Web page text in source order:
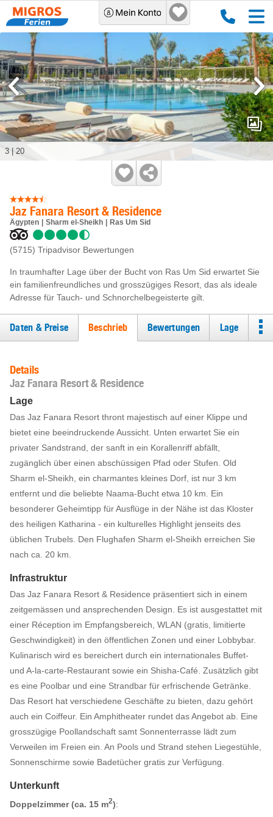
Jaz Fanara Resort & Residence
Ägypten Sharm el-Sheikh Ras Um Sid
(5715) Tripadvisor Bewertungen
In traumhafter Lage über der Bucht von Ras Um Sid erwartet Sie
ein familienfreundliches und grosszügiges Resort, das als ideale
Adresse für Tauch- und Schnorchelbegeisterte gilt.
3 20
Daten & Preise Beschrieb Bewertungen Lage
Details
Jaz Fanara Resort & Residence
Lage
Das Jaz Fanara Resort thront majestisch auf einer Klippe und
bietet eine beeindruckende Aussicht. Unten erwartet Sie ein
privater Sandstrand, der sanft in ein Korallenriff abfällt,
zugänglich über einen abschüssigen Pfad oder Stufen. Old
Sharm el-Sheikh, ein charmantes kleines Dorf, ist nur 3 km
entfernt und die beliebte Naama-Bucht etwa 10 km. Ein
besonderer Geheimtipp für Ausflüge in der Nähe ist das Kloster
des heiligen Katharina - ein kulturelles Highlight jenseits des
üblichen Trubels. Den Flughafen Sharm el-Sheikh erreichen Sie
nach ca. 20 km.
Infrastruktur
Das Jaz Fanara Resort & Residence präsentiert sich in einem
zeitgemässen und ansprechenden Design. Es ist ausgestattet mit
einer Réception im Empfangsbereich, WLAN (gratis, limitierte
Geschwindigkeit) in den öffentlichen Zonen und einer Lobbybar.
Kulinarisch wird es bereichert durch ein internationales Buffet-
und A-la-carte-Restaurant sowie ein Shisha-Café. Zusätzlich gibt
es eine Poolbar und eine Strandbar für erfrischende Getränke.
Das Resort hat verschiedene Geschäfte zu bieten, dazu gehört
auch ein Coiffeur. Ein Amphitheater rundet das Angebot ab. Eine
grosszügige Poollandschaft samt Sonnenterrasse lädt zum
Verweilen im Freien ein. An Pools und Strand stehen Liegestühle,
Sonnenschirme sowie Badetücher gratis zur Verfügung.
Unterkunft
Doppelzimmer (ca. 15 m2):